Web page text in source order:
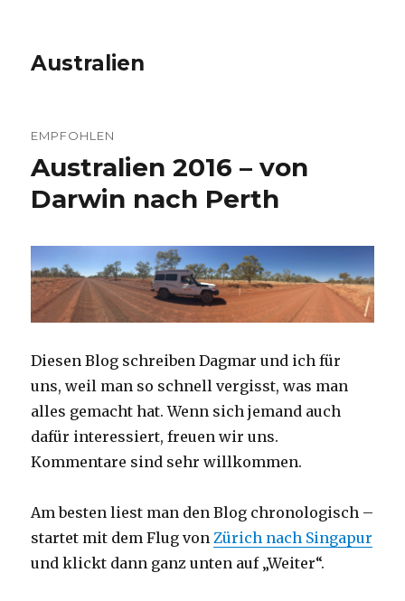
Australien
EMPFOHLEN
Australien 2016 – von
Darwin nach Perth
Diesen Blog schreiben Dagmar und ich für
uns, weil man so schnell vergisst, was man
alles gemacht hat. Wenn sich jemand auch
dafür interessiert, freuen wir uns.
Kommentare sind sehr willkommen.
Am besten liest man den Blog chronologisch –
startet mit dem Flug vonZürich nach Singapur
und klickt dann ganz unten auf „Weiter“.